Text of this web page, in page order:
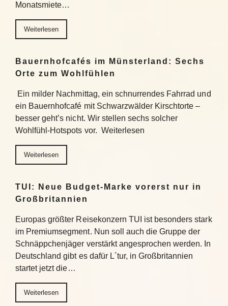
Monatsmiete…
Weiterlesen
Bauernhofcafés im Münsterland: Sechs
Orte zum Wohlfühlen
Ein milder Nachmittag, ein schnurrendes Fahrrad und
ein Bauernhofcafé mit Schwarzwälder Kirschtorte –
besser geht’s nicht. Wir stellen sechs solcher
Wohlfühl-Hotspots vor. Weiterlesen
Weiterlesen
TUI: Neue Budget-Marke vorerst nur in
Großbritannien
Europas größter Reisekonzern TUI ist besonders stark
im Premiumsegment. Nun soll auch die Gruppe der
Schnäppchenjäger verstärkt angesprochen werden. In
Deutschland gibt es dafür L´tur, in Großbritannien
startet jetzt die…
Weiterlesen